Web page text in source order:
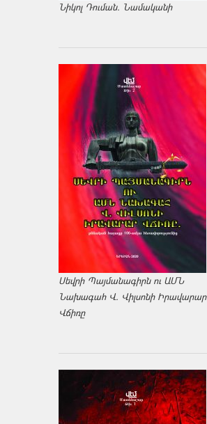
Նիկոլ Դուման. Նամականի
Սեվրի Պայմանագիրն ու ԱՄՆ
Նախագահ Վ. Վիլսոնի Իրավարար
Վճիռը